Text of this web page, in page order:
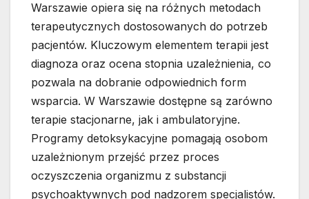
Warszawie opiera się na różnych metodach
terapeutycznych dostosowanych do potrzeb
pacjentów. Kluczowym elementem terapii jest
diagnoza oraz ocena stopnia uzależnienia, co
pozwala na dobranie odpowiednich form
wsparcia. W Warszawie dostępne są zarówno
terapie stacjonarne, jak i ambulatoryjne.
Programy detoksykacyjne pomagają osobom
uzależnionym przejść przez proces
oczyszczenia organizmu z substancji
psychoaktywnych pod nadzorem specjalistów.